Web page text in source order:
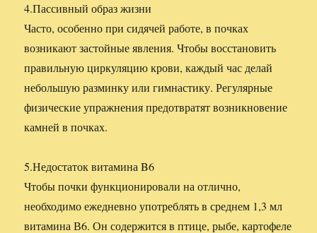
4.Пассивный образ жизни
Часто, особенно при сидячей работе, в почках
возникают застойные явления. Чтобы восстановить
правильную циркуляцию крови, каждый час делай
небольшую разминку или гимнастику. Регулярные
физические упражнения предотвратят возникновение
камней в почках.
5.Недостаток витамина B6
Чтобы почки функционировали на отлично,
необходимо ежедневно употреблять в среднем 1,3 мл
витамина В6. Он содержится в птице, рыбе, картофеле